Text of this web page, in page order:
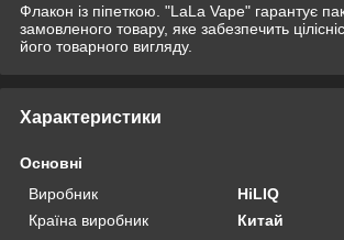
Флакон із піпеткою. "LaLa Vape" гарантує
замовленого товару, яке забезпечить
його товарного вигляду.
Характеристики
Основні
Виробник
HiLIQ
Країна виробник
Китай